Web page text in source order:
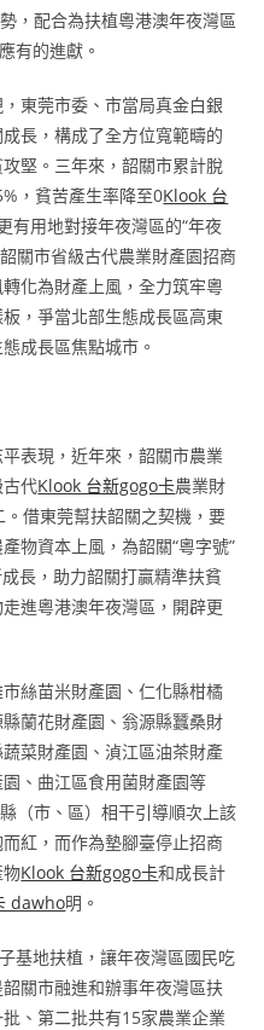
，配合為扶植粵港澳年夜灣區
有的進獻。
東莞市委、市當局真金白銀
長，構成了全方位寬範疇的
堅。三年來，韶關市累計脫
，貧苦產生率降至0Klook 台
有用地對接年夜灣區的“年夜
關市省級古代農業財產園招商
化為財產上風，全力筑牢粵
，爭當北部生態成長區高東
成長區焦點城市。
表現，近年來，韶關市農業
代Klook 台新gogo卡農業財
借東莞幫扶韶關之契機，要
物資本上風，為韶關“粵字號”
長，助力韶關打贏精準扶貧
進粵港澳年夜灣區，開辟更
絲苗米財產園、仁化縣柑橘
蘭花財產園、翁源縣蠶桑財
菜財產園、湞江區油茶財產
、曲江區食用菌財產園等
（市、區）相干引導順次上該
紅，而作為墊腳臺停止招商
Klook 台新gogo卡和成長計
dawho明。
基地扶植，讓年夜灣區國民吃
關市融進和辦事年夜灣區扶
、第二批共有15家農業企業